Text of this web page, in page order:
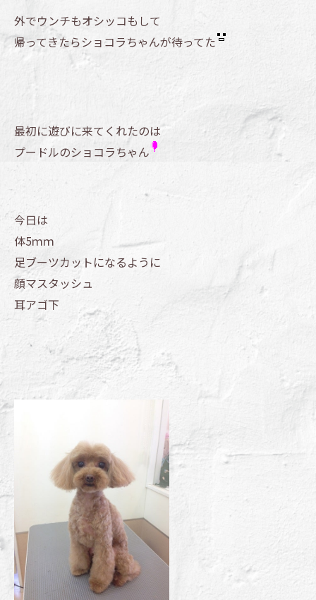
外でウンチもオシッコもして
帰ってきたらショコラちゃんが待ってた
最初に遊びに来てくれたのは
プードルのショコラちゃん
今日は
体5ｍｍ
足ブーツカットになるように
顔マスタッシュ
耳アゴ下